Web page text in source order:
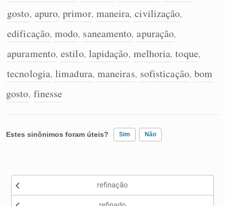
Caça-palavras
Dicionário
Sinônimos
gosto, apuro, primor, maneira, civilização,
edificação, modo, saneamento, apuração,
apuramento, estilo, lapidação, melhoria, toque,
tecnologia, limadura, maneiras, sofisticação, bom
gosto, finesse
Estes sinônimos foram úteis? Sim Não
Nenhum dos sinônimos apresentados me ajudou
refinação